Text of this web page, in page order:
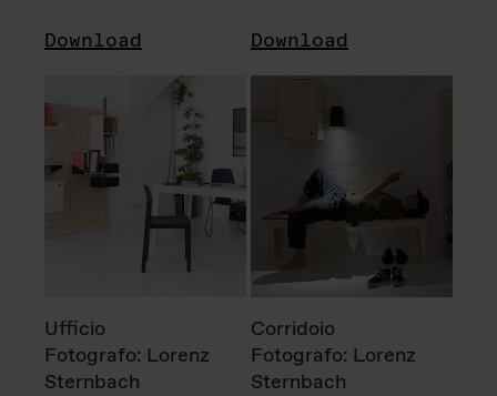
Download Download
Ufficio
Fotografo: Lorenz
Sternbach
Corridoio
Fotografo: Lorenz
Sternbach